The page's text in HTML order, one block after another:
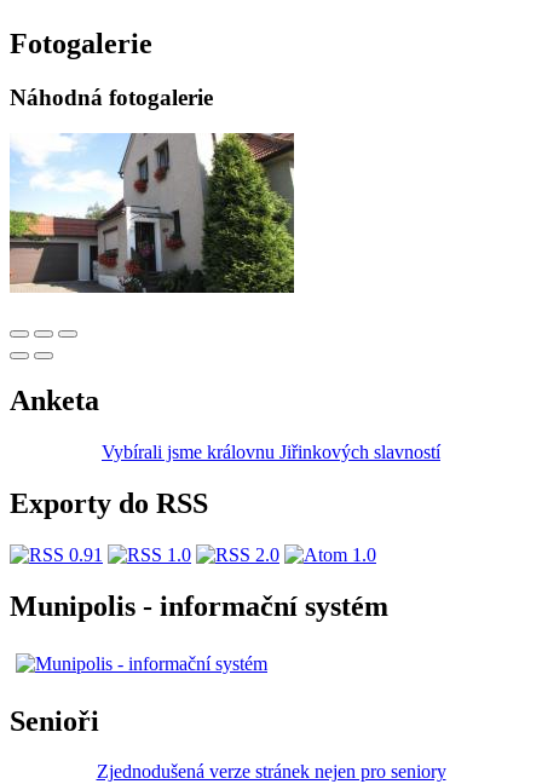
Fotogalerie
Náhodná fotogalerie
Anketa
Vybírali jsme královnu Jiřinkových slavností
Exporty do RSS
Munipolis - informační systém
Senioři
Zjednodušená verze stránek nejen pro seniory